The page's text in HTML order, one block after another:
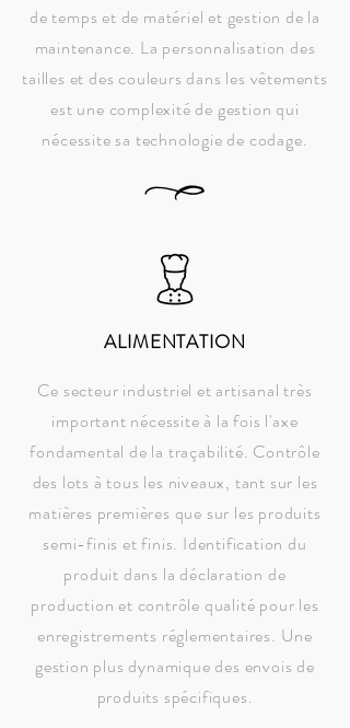
de temps et de matériel et gestion de la
maintenance. La personnalisation des
tailles et des couleurs dans les vêtements
est une complexité de gestion qui
nécessite sa technologie de codage.
ALIMENTATION
Ce secteur industriel et artisanal très
important nécessite à la fois l'axe
fondamental de la traçabilité. Contrôle
des lots à tous les niveaux, tant sur les
matières premières que sur les produits
semi-finis et finis. Identification du
produit dans la déclaration de
production et contrôle qualité pour les
enregistrements réglementaires. Une
gestion plus dynamique des envois de
produits spécifiques.